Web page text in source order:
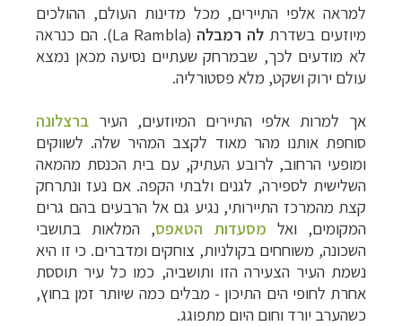
למראה אלפי התיירים, מכל מדינות העולם, ההולכים
מיוזעים בשדרת לה רמבלה (
La Rambla). הם כנראה
לא מודעים לכך, שבמרחק שעתיים נסיעה מכאן נמצא
עולם ירוק ושקט, מלא פסטורליה.
אך למרות אלפי התיירים המיוזעים, העיר ברצלונה
סוחפת אותנו מהר מאוד לקצב המהיר שלה. לשווקים
ומופעי הרחוב, לרובע העתיק, עם בית הכנסת מהמאה
השלישית לספירה, לגנים ולבתי הקפה. אם נעז ונתרחק
קצת מהמרכז התיירותי, נגיע גם אל הרבעים בהם גרים
המקומים, ואל מסעדות הטאפס, המלאות בתושבי
השכונה, משוחחים בקולניות, צוחקים ומדברים. כי זו היא
נשמת העיר הצעירה הזו ותושביה, כמו כל עיר תוססת
אחרת לחופי הים התיכון - מבלים כמה שיותר זמן בחוץ,
כשהערב יורד וחום היום מתפוגג.